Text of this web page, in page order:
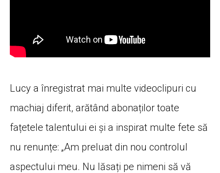
Lucy a înregistrat mai multe videoclipuri cu
machiaj diferit, arătând abonaților toate
fațetele talentului ei și a inspirat multe fete să
nu renunțe: „Am preluat din nou controlul
aspectului meu. Nu lăsați pe nimeni să vă